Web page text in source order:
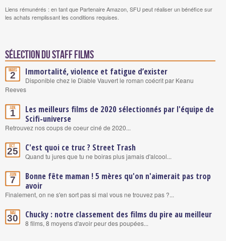
Liens rémunérés : en tant que Partenaire Amazon, SFU peut réaliser un bénéfice sur
les achats remplissant les conditions requises.
Sélection du staff Films
Mars
2 Immortalité, violence et fatigue d’exister
Disponible chez le Diable Vauvert le roman coécrit par Keanu
Reeves
Jan.
1
Les meilleurs films de 2020 sélectionnés par l'équipe de
Scifi-universe
Retrouvez nos coups de coeur ciné de 2020...
Oct.
25 C'est quoi ce truc ? Street Trash
Quand tu jures que tu ne boiras plus jamais d'alcool...
Juin
7
Bonne fête maman ! 5 mères qu'on n'aimerait pas trop
avoir
Finalement, on ne s'en sort pas si mal vous ne trouvez pas ?...
Mai
30 Chucky : notre classement des films du pire au meilleur
8 films, 8 moyens d'avoir peur des poupées...